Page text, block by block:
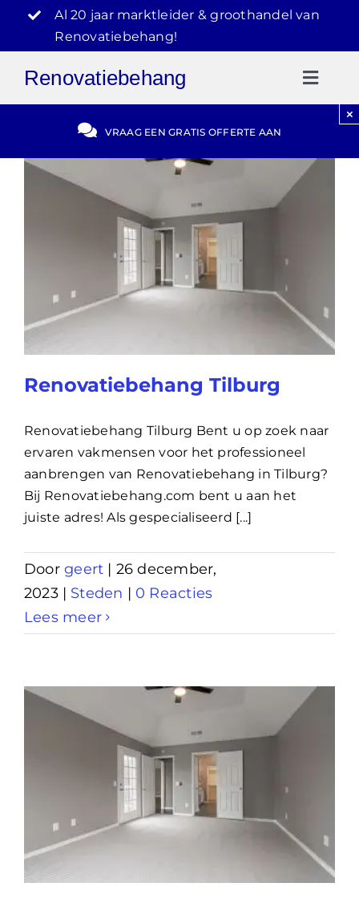
inhoud
Al 20 jaar marktleider & groothandel van
Renovatiebehang!
Renovatiebehang
Gratis Offerte
VRAAG EEN GRATIS OFFERTE AAN
×
Renovatiebehang Tilburg
Renovatiebehang Tilburg Bent u op zoek naar
ervaren vakmensen voor het professioneel
aanbrengen van Renovatiebehang in Tilburg?
Bij Renovatiebehang.com bent u aan het
juiste adres! Als gespecialiseerd [...]
Doorgeert | 26 december,
2023 | Steden | 0 Reacties
Lees meer